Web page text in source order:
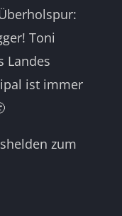
! Toni
Landes
ist immer
zum